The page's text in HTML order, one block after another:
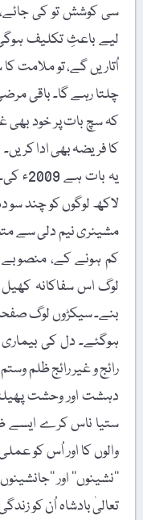
سی کوشش تو کی
لیے باعثِ تکلیف
اُتاریں گے، تو ملامت
چلتا رہے گا۔ باقی مرضی
کہ سچ بات پر خود بھی
کا فریضہ بھی ادا کریں۔
یہ
لاکھ لوگوں کو چند سو
مشینری نیم دلی سے
کم ہونے کے، منصوبے
لوگ اس سفاکانہ
بنے۔ سیکڑوں لوگ
ہوگئے۔ دل کی بیماری
رائج و غیر رائج ظلم
دہشت اور وحشت
ستیا ناس کرے ایسے
والوں کا اور اُس کو
’’نشینوں‘‘ اور
تعالیٰ بادشاہ اُن کو